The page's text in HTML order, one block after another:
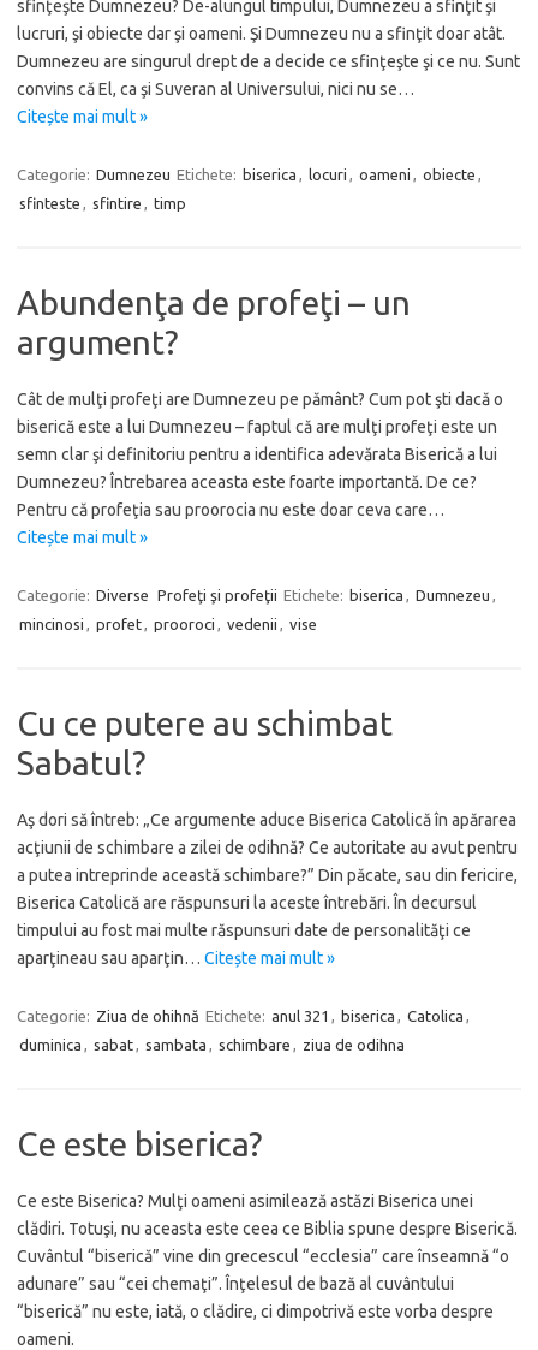
sfinţeşte Dumnezeu? De-alungul timpului, Dumnezeu a sfinţit şi
lucruri, şi obiecte dar şi oameni. Şi Dumnezeu nu a sfinţit doar atât.
Dumnezeu are singurul drept de a decide ce sfinţeşte şi ce nu. Sunt
convins că El, ca şi Suveran al Universului, nici nu se…
Citește mai mult »
Categorie: Dumnezeu Etichete: biserica locuri oameni obiecte
sfinteste
sfintire timp
Abundenţa de profeţi – un
argument?
Cât de mulţi profeţi are Dumnezeu pe pământ? Cum pot şti dacă o
biserică este a lui Dumnezeu – faptul că are mulţi profeţi este un
semn clar şi definitoriu pentru a identifica adevărata Biserică a lui
Dumnezeu? Întrebarea aceasta este foarte importantă. De ce?
Pentru că profeţia sau proorocia nu este doar ceva care…
Citește mai mult »
Categorie: Diverse Profeţi şi profeţii Etichete: biserica Dumnezeu
mincinosi
profet prooroci vedenii vise
Cu ce putere au schimbat
Sabatul?
Aş dori să întreb: „Ce argumente aduce Biserica Catolică în apărarea
acţiunii de schimbare a zilei de odihnă? Ce autoritate au avut pentru
a putea intreprinde această schimbare?” Din păcate, sau din fericire,
Biserica Catolică are răspunsuri la aceste întrebări. În decursul
timpului au fost mai multe răspunsuri date de personalităţi ce
aparţineau sau aparţin… Citește mai mult »
Categorie: Ziua de ohihnă Etichete: anul 321 biserica Catolica
duminica
sabat sambata schimbare ziua de odihna
Ce este biserica?
Ce este Biserica? Mulţi oameni asimilează astăzi Biserica unei
clădiri. Totuşi, nu aceasta este ceea ce Biblia spune despre Biserică.
Cuvântul “biserică” vine din grecescul “ecclesia” care înseamnă “o
adunare” sau “cei chemaţi”. Înţelesul de bază al cuvântului
“biserică” nu este, iată, o clădire, ci dimpotrivă este vorba despre
oameni.